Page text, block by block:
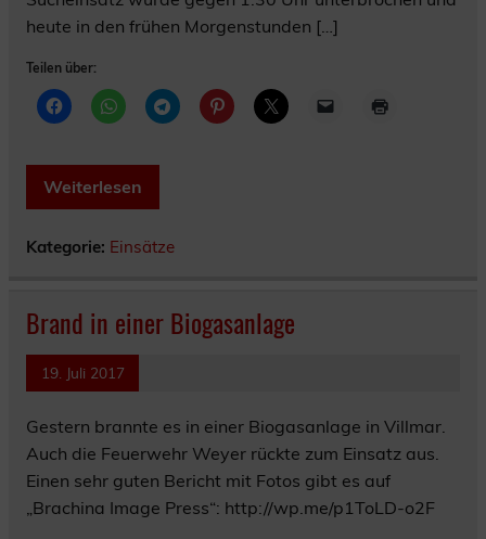
heute in den frühen Morgenstunden […]
Teilen über:
Weiterlesen
Kategorie: Einsätze
Brand in einer Biogasanlage
19. Juli 2017
Gestern brannte es in einer Biogasanlage in Villmar.
Auch die Feuerwehr Weyer rückte zum Einsatz aus.
Einen sehr guten Bericht mit Fotos gibt es auf
„Brachina Image Press“: http://wp.me/p1ToLD-o2F